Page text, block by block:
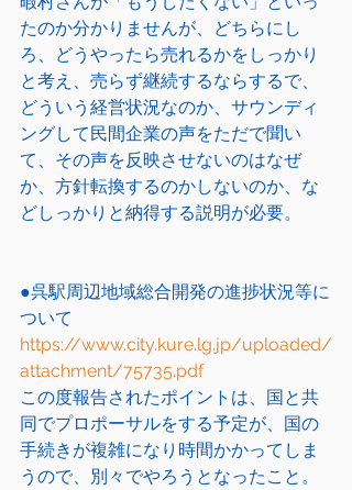
たのか分かりませんが、どちらにし
ろ、どうやったら売れるかをしっかり
と考え、売らず継続するならするで、
どういう経営状況なのか、サウンディ
ングして民間企業の声をただで聞い
て、その声を反映させないのはなぜ
か、方針転換するのかしないのか、な
どしっかりと納得する説明が必要。
●呉駅周辺地域総合開発の進捗状況等に
ついて
https://www.city.kure.lg.jp/uploaded/
attachment/75735.pdf
この度報告されたポイントは、国と共
同でプロポーサルをする予定が、国の
手続きが複雑になり時間かかってしま
うので、別々でやろうとなったこと。